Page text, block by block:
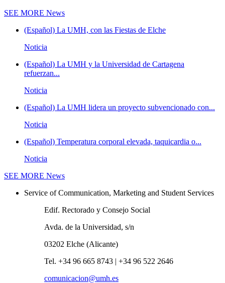
SEE MORE News
(Español) La UMH, con las Fiestas de Elche
Noticia
(Español) La UMH y la Universidad de Cartagena
refuerzan...
Noticia
(Español) La UMH lidera un proyecto subvencionado con...
Noticia
(Español) Temperatura corporal elevada, taquicardia o...
Noticia
SEE MORE News
Service of Communication, Marketing and Student Services
Edif. Rectorado y Consejo Social
Avda. de la Universidad, s/n
03202 Elche (Alicante)
Tel. +34 96 665 8743 | +34 96 522 2646
comunicacion@umh.es